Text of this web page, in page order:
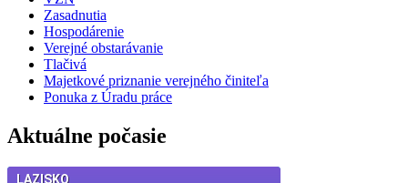
Zasadnutia
Hospodárenie
Verejné obstarávanie
Tlačivá
Majetkové priznanie verejného činiteľa
Ponuka z Úradu práce
Aktuálne počasie